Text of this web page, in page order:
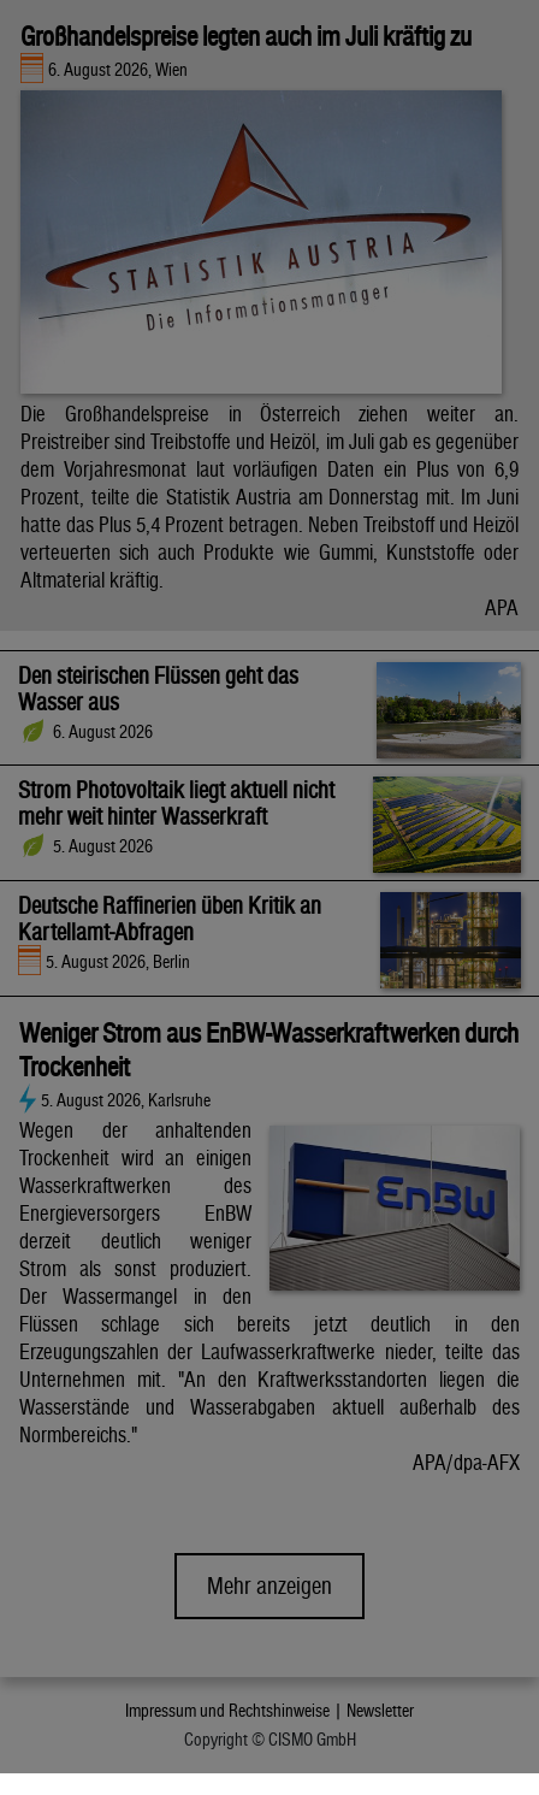
Großhandelspreise legten auch im Juli kräftig zu
6. August 2026, Wien
Die Großhandelspreise in Österreich ziehen weiter an.
Preistreiber sind Treibstoffe und Heizöl, im Juli gab es gegenüber
dem Vorjahresmonat laut vorläufigen Daten ein Plus von 6,9
Prozent, teilte die Statistik Austria am Donnerstag mit. Im Juni
hatte das Plus 5,4 Prozent betragen. Neben Treibstoff und Heizöl
verteuerten sich auch Produkte wie Gummi, Kunststoffe oder
Altmaterial kräftig.
APA
Den steirischen Flüssen geht das
Wasser aus
6. August 2026
Strom Photovoltaik liegt aktuell nicht
mehr weit hinter Wasserkraft
5. August 2026
Deutsche Raffinerien üben Kritik an
Kartellamt-Abfragen
5. August 2026, Berlin
Weniger Strom aus EnBW-Wasserkraftwerken durch
Trockenheit
5. August 2026, Karlsruhe
Wegen der anhaltenden
Trockenheit wird an einigen
Wasserkraftwerken des
Energieversorgers EnBW
derzeit deutlich weniger
Strom als sonst produziert.
Der Wassermangel in den
Flüssen schlage sich bereits jetzt deutlich in den
Erzeugungszahlen der Laufwasserkraftwerke nieder, teilte das
Unternehmen mit. "An den Kraftwerksstandorten liegen die
Wasserstände und Wasserabgaben aktuell außerhalb des
Normbereichs."
APA/dpa-AFX
Mehr anzeigen
Impressum und Rechtshinweise | Newsletter
Copyright © CISMO GmbH